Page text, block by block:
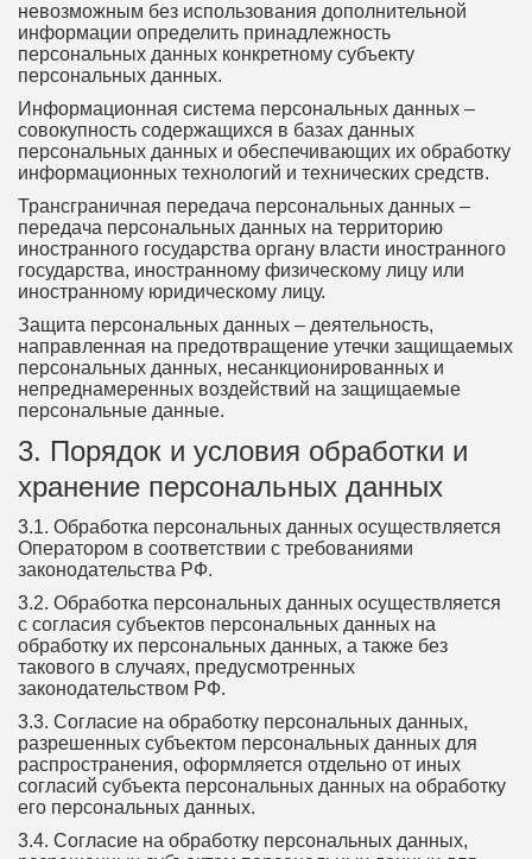
невозможным без использования дополнительной
информации определить принадлежность
персональных данных конкретному субъекту
персональных данных.
Информационная система персональных данных –
совокупность содержащихся в базах данных
персональных данных и обеспечивающих их обработку
информационных технологий и технических средств.
Трансграничная передача персональных данных –
передача персональных данных на территорию
иностранного государства органу власти иностранного
государства, иностранному физическому лицу или
иностранному юридическому лицу.
Защита персональных данных – деятельность,
направленная на предотвращение утечки защищаемых
персональных данных, несанкционированных и
непреднамеренных воздействий на защищаемые
персональные данные.
3. Порядок и условия обработки и
хранение персональных данных
3.1. Обработка персональных данных осуществляется
Оператором в соответствии с требованиями
законодательства РФ.
3.2. Обработка персональных данных осуществляется
с согласия субъектов персональных данных на
обработку их персональных данных, а также без
такового в случаях, предусмотренных
законодательством РФ.
3.3. Согласие на обработку персональных данных,
разрешенных субъектом персональных данных для
распространения, оформляется отдельно от иных
согласий субъекта персональных данных на обработку
его персональных данных.
3.4. Согласие на обработку персональных данных,